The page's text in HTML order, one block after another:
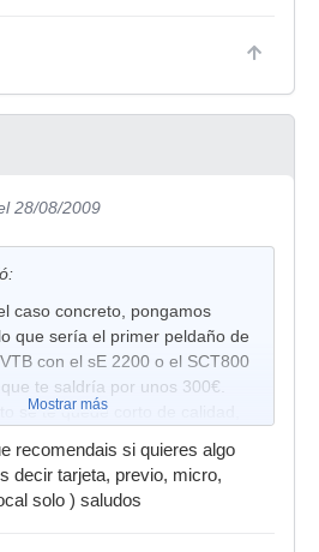
28/08/2009
caso concreto, pongamos
que sería el primer peldaño de
con el sE 2200 o el SCT800
te saldría por unos 300€.
se te quede corto de calidad,
1800€ las dos cosas. Y yo
gastarte unos 600-700€ al
con la opción buena en
Mostrar más
recomendais si quieres algo
decir tarjeta, previo, micro,
solo ) saludos